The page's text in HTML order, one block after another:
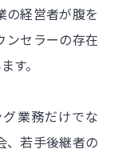
の経営者が腹を
ンセラーの存在
す。
業務だけでな
、若手後継者の